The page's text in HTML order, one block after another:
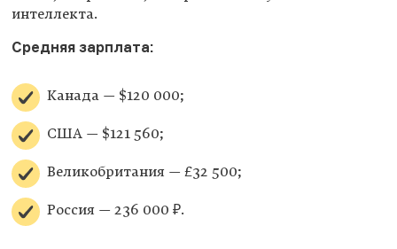
интеллекта.
Средняя зарплата:
Канада — $120 000;
США — $121 560;
Великобритания — £32 500;
Россия — 236 000 ₽.